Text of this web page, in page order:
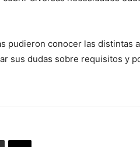
pudieron conocer las distintas
sus dudas sobre requisitos y